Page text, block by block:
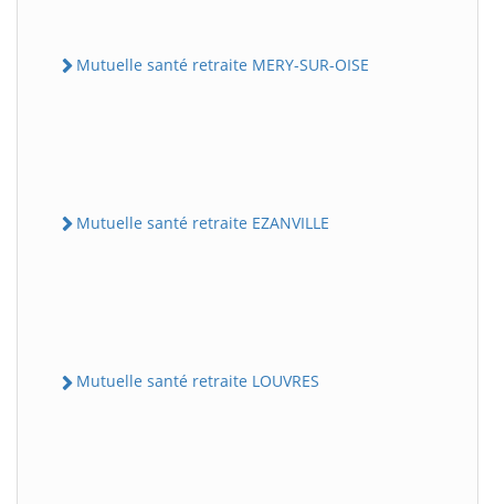
Mutuelle santé retraite MERY-SUR-OISE
Mutuelle santé retraite EZANVILLE
Mutuelle santé retraite LOUVRES